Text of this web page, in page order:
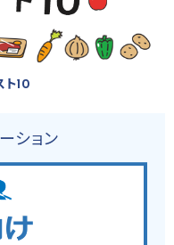
ト10
ション